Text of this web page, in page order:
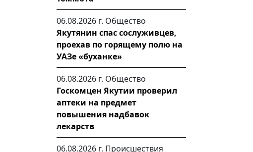
06.08.2026 г. Общество
Якутянин спас сослуживцев,
проехав по горящему полю на
УАЗе «буханке»
06.08.2026 г. Общество
Госкомцен Якутии проверил
аптеки на предмет
повышения надбавок
лекарств
06.08.2026 г. Происшествия